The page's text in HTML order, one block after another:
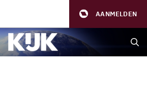
AANMELDEN